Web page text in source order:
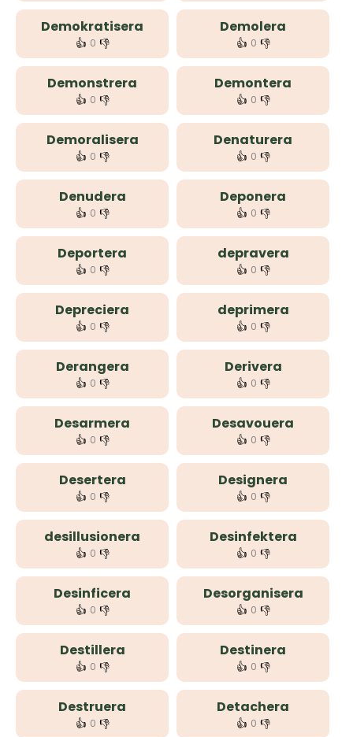
Demokratisera
👍 0 👎
Demolera
👍 0 👎
Demonstrera
👍 0 👎
Demontera
👍 0 👎
Demoralisera
👍 0 👎
Denaturera
👍 0 👎
Denudera
👍 0 👎
Deponera
👍 0 👎
Deportera
👍 0 👎
depravera
👍 0 👎
Depreciera
👍 0 👎
deprimera
👍 0 👎
Derangera
👍 0 👎
Derivera
👍 0 👎
Desarmera
👍 0 👎
Desavouera
👍 0 👎
Desertera
👍 0 👎
Designera
👍 0 👎
desillusionera
👍 0 👎
Desinfektera
👍 0 👎
Desinficera
👍 0 👎
Desorganisera
👍 0 👎
Destillera
👍 0 👎
Destinera
👍 0 👎
Destruera
👍 0 👎
Detachera
👍 0 👎